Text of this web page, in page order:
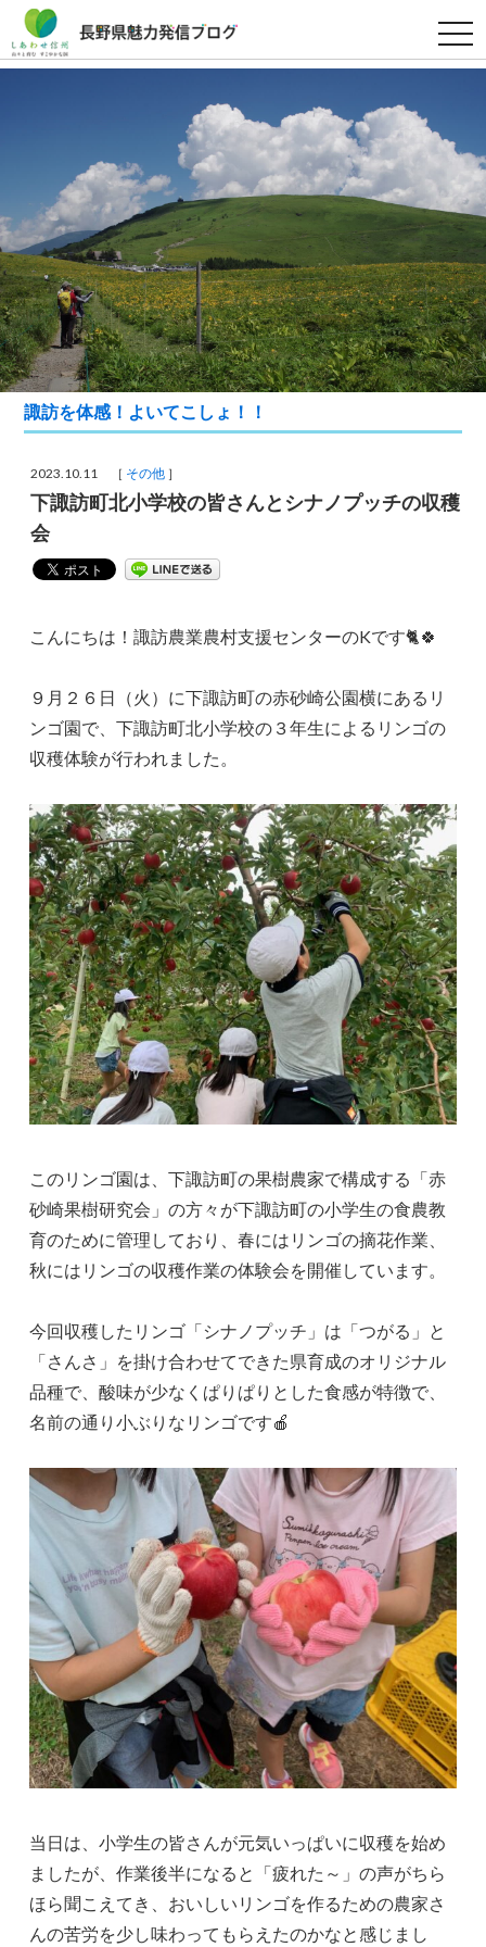
t
o
g
a
v
g
a
t
o
n
諏訪を体感！よいてこしょ！！
2023.10.11 ［ その他 ］
下諏訪町北小学校の皆さんとシナノプッチの収穫
会
こんにちは！諏訪農業農村支援センターのKです🐈🍀
９月２６日（火）に下諏訪町の赤砂崎公園横にあるリ
ンゴ園で、下諏訪町北小学校の３年生によるリンゴの
収穫体験が行われました。
このリンゴ園は、下諏訪町の果樹農家で構成する「赤
砂崎果樹研究会」の方々が下諏訪町の小学生の食農教
育のために管理しており、春にはリンゴの摘花作業、
秋にはリンゴの収穫作業の体験会を開催しています。
今回収穫したリンゴ「シナノプッチ」は「つがる」と
「さんさ」を掛け合わせてできた県育成のオリジナル
品種で、酸味が少なくぱりぱりとした食感が特徴で、
名前の通り小ぶりなリンゴです🍎
当日は、小学生の皆さんが元気いっぱいに収穫を始め
ましたが、作業後半になると「疲れた～」の声がちら
ほら聞こえてき、おいしいリンゴを作るための農家さ
んの苦労を少し味わってもらえたのかなと感じまし